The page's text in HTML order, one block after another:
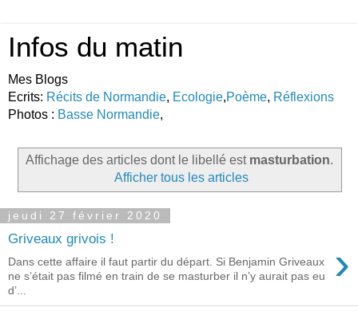
Infos du matin
Mes Blogs
Ecrits: Récits de Normandie, Ecologie,Poème, Réflexions
Photos : Basse Normandie,
Affichage des articles dont le libellé est masturbation.
Afficher tous les articles
jeudi 27 février 2020
Griveaux grivois ! ›
Dans cette affaire il faut partir du départ. Si Benjamin Griveaux
ne s’était pas filmé en train de se masturber il n’y aurait pas eu
d’...